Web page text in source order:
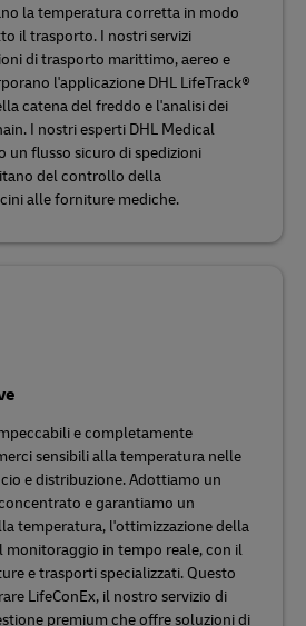
la temperatura corretta in modo
il trasporto. I nostri servizi
di trasporto marittimo, aereo e
l'applicazione DHL LifeTrack®
catena del freddo e l'analisi dei
I nostri esperti DHL Medical
un flusso sicuro di spedizioni
del controllo della
alle forniture mediche.
e completamente
sensibili alla temperatura nelle
e distribuzione. Adottiamo un
e garantiamo un
temperatura, l'ottimizzazione della
monitoraggio in tempo reale, con il
e trasporti specializzati. Questo
LifeConEx, il nostro servizio di
premium che offre soluzioni di